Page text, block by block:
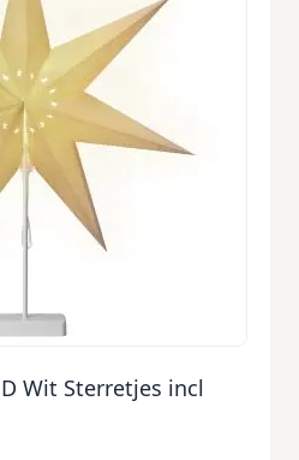
Wit Sterretjes incl